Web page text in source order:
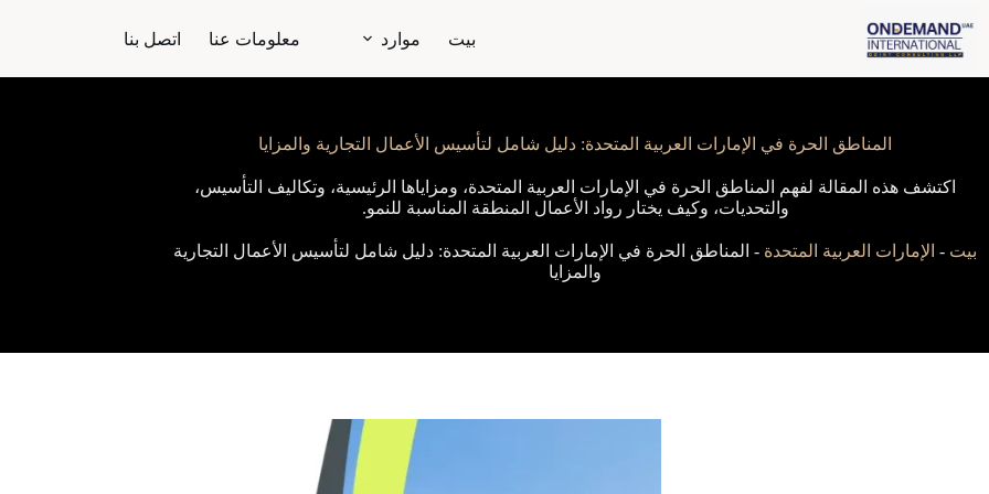
إلى
المحتوى
بيت موارد معلومات عنا اتصل بنا
المناطق الحرة في الإمارات العربية المتحدة: دليل شامل لتأسيس الأعمال التجارية والمزايا
اكتشف هذه المقالة لفهم المناطق الحرة في الإمارات العربية المتحدة، ومزاياها الرئيسية، وتكاليف التأسيس،
والتحديات، وكيف يختار رواد الأعمال المنطقة المناسبة للنمو.
بيت - الإمارات العربية المتحدة - المناطق الحرة في الإمارات العربية المتحدة: دليل شامل لتأسيس الأعمال التجارية
والمزايا